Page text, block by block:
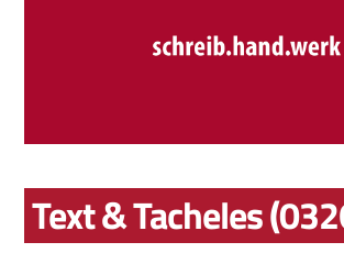
Text & Tacheles